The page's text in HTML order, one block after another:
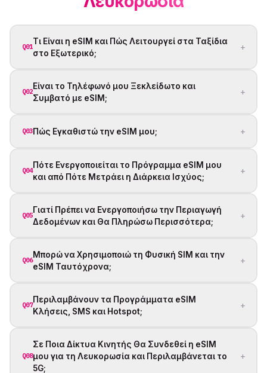
Q01
Τι Είναι η eSIM και Πώς Λειτουργεί στα Ταξίδια
στο Εξωτερικό;
+
Q02
Είναι το Τηλέφωνό μου Ξεκλείδωτο και
Συμβατό με eSIM;
+
Q03Πώς Εγκαθιστώ την eSIM μου; +
Q04
Πότε Ενεργοποιείται το Πρόγραμμα eSIM μου
και από Πότε Μετράει η Διάρκεια Ισχύος;
+
Q05
Γιατί Πρέπει να Ενεργοποιήσω την Περιαγωγή
Δεδομένων και Θα Πληρώσω Περισσότερα;
+
Q06
Μπορώ να Χρησιμοποιώ τη Φυσική SIM και την
eSIM Ταυτόχρονα;
+
Q07
Περιλαμβάνουν τα Προγράμματα eSIM
Κλήσεις, SMS και Hotspot;
+
Q08
Σε Ποια Δίκτυα Κινητής Θα Συνδεθεί η eSIM
μου για τη Λευκορωσία και Περιλαμβάνεται το
5G;
+